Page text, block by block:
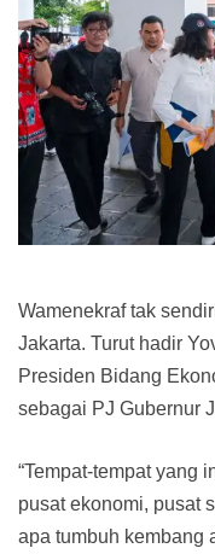
Wamenekraf tak
Jakarta. Turut hadir
Presiden Bidang
sebagai PJ Gubernur
“Tempat-tempat yang
pusat ekonomi, pusat
apa tumbuh kembang